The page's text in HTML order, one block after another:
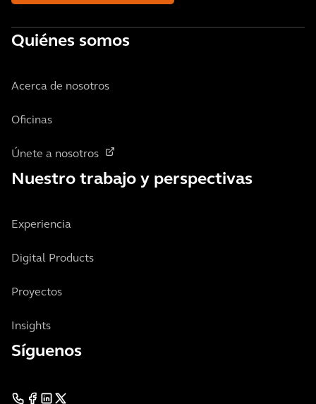
Quiénes somos
Acerca de nosotros
Oficinas
Únete a nosotros
Nuestro trabajo y perspectivas
Experiencia
Digital Products
Proyectos
Insights
Síguenos